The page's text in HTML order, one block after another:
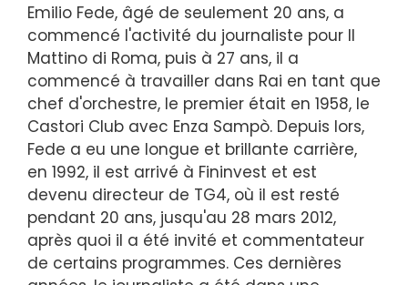
Emilio Fede, âgé de seulement 20 ans, a
commencé l'activité du journaliste pour Il
Mattino di Roma, puis à 27 ans, il a
commencé à travailler dans Rai en tant que
chef d'orchestre, le premier était en 1958, le
Castori Club avec Enza Sampò. Depuis lors,
Fede a eu une longue et brillante carrière,
en 1992, il est arrivé à Fininvest et est
devenu directeur de TG4, où il est resté
pendant 20 ans, jusqu'au 28 mars 2012,
après quoi il a été invité et commentateur
de certains programmes. Ces dernières